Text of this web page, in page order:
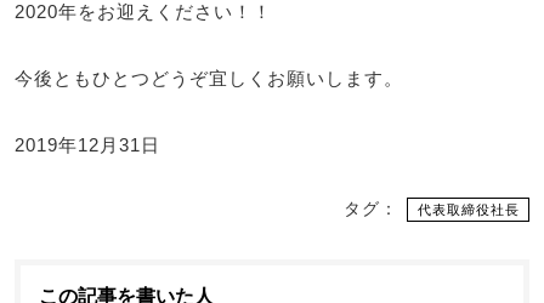
2020年をお迎えください！！
今後ともひとつどうぞ宜しくお願いします。
2019年12月31日
タグ： 代表取締役社長
この記事を書いた人